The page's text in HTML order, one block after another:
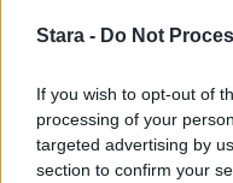
Stara - Do Not
If you wish to opt-out of
processing of your
targeted advertising by
section to confirm your
liittyvistä
tai laajemmin
osioistamme.